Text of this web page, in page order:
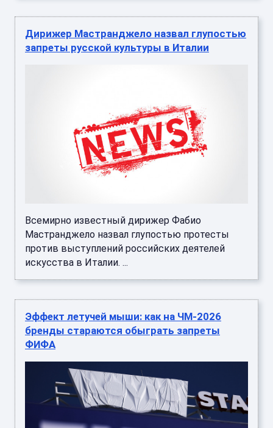
Дирижер Мастранджело назвал глупостью
запреты русской культуры в Италии
Всемирно известный дирижер Фабио
Мастранджело назвал глупостью протесты
против выступлений российских деятелей
искусства в Италии. ...
Эффект летучей мыши: как на ЧМ-2026
бренды стараются обыграть запреты
ФИФА